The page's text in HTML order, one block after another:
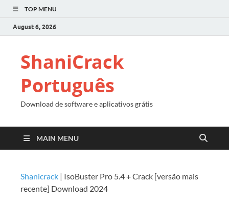
TOP MENU
August 6, 2026
ShaniCrack
Português
Download de software e aplicativos grátis
MAIN MENU
Shanicrack | IsoBuster Pro 5.4 + Crack [versão mais
recente] Download 2024